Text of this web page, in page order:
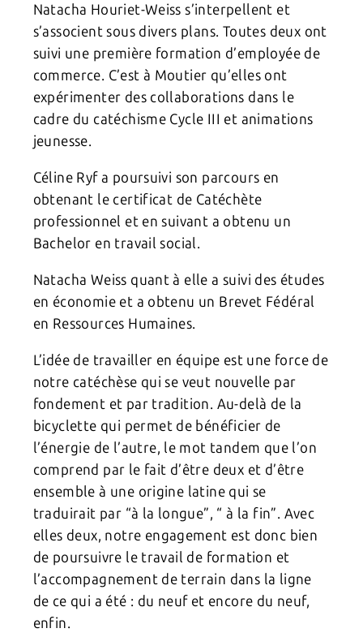
Natacha Houriet-Weiss s’interpellent et
s’associent sous divers plans. Toutes deux ont
suivi une première formation d’employée de
commerce. C’est à Moutier qu’elles ont
expérimenter des collaborations dans le
cadre du catéchisme Cycle III et animations
jeunesse.
Céline Ryf a poursuivi son parcours en
obtenant le certificat de Catéchète
professionnel et en suivant a obtenu un
Bachelor en travail social.
Natacha Weiss quant à elle a suivi des études
en économie et a obtenu un Brevet Fédéral
en Ressources Humaines.
L’idée de travailler en équipe est une force de
notre catéchèse qui se veut nouvelle par
fondement et par tradition. Au-delà de la
bicyclette qui permet de bénéficier de
l’énergie de l’autre, le mot tandem que l’on
comprend par le fait d’être deux et d’être
ensemble à une origine latine qui se
traduirait par “à la longue”, “ à la fin”. Avec
elles deux, notre engagement est donc bien
de poursuivre le travail de formation et
l’accompagnement de terrain dans la ligne
de ce qui a été : du neuf et encore du neuf,
enfin.